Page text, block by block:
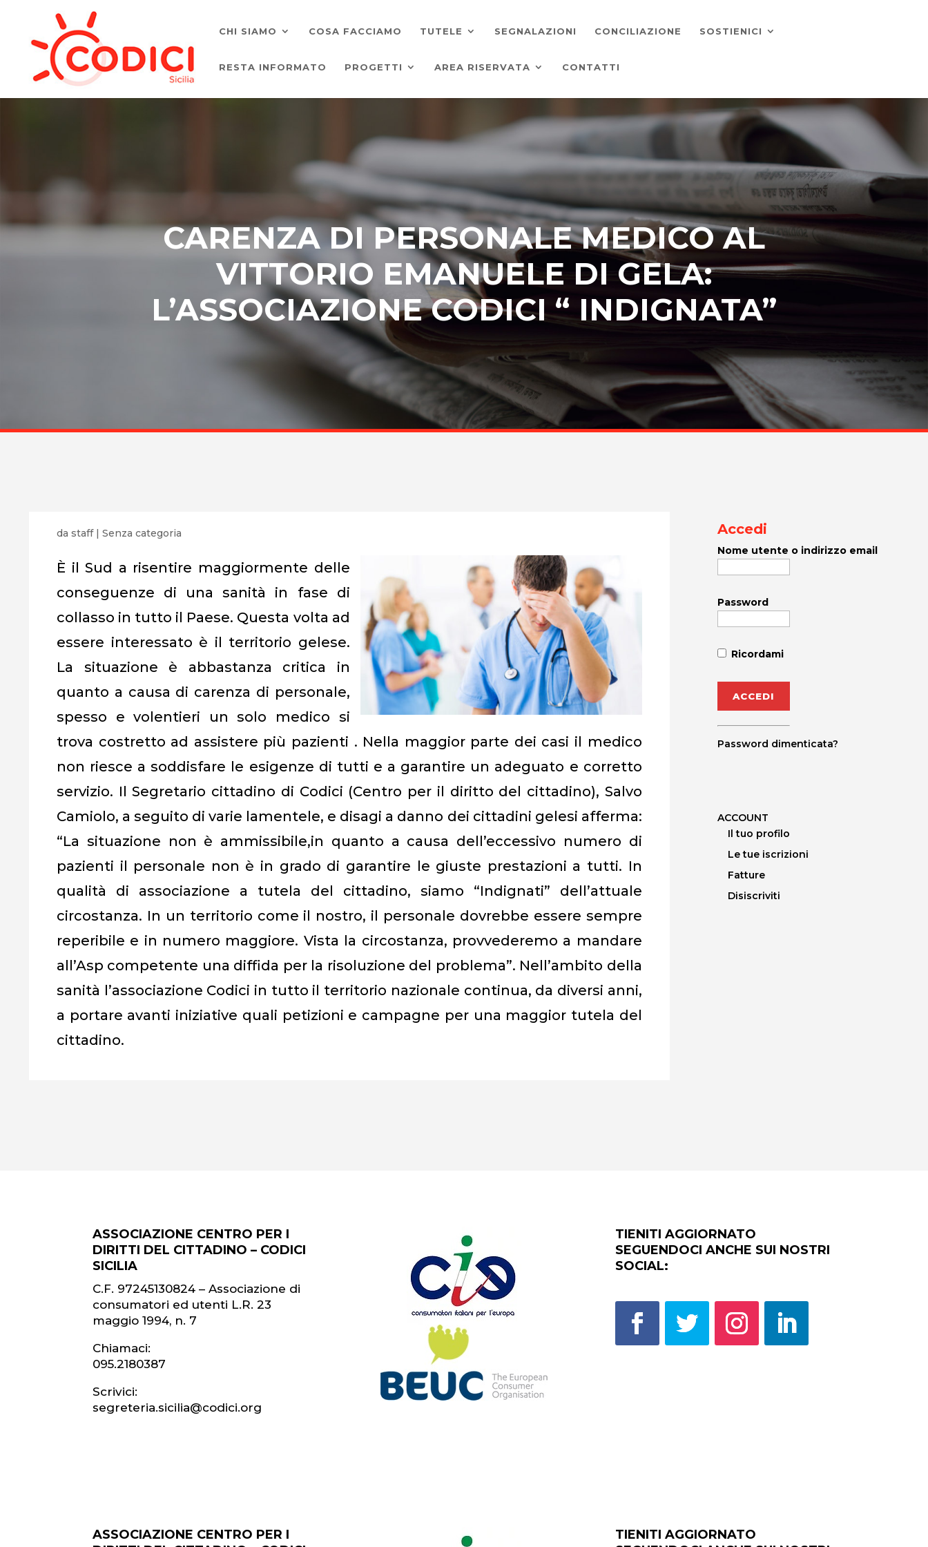
CHI SIAMO COSA FACCIAMO TUTELE SEGNALAZIONI CONCILIAZIONE SOSTIENICI
RESTA INFORMATO PROGETTI AREA RISERVATA CONTATTI
CARENZA DI PERSONALE MEDICO AL
VITTORIO EMANUELE DI GELA:
L’ASSOCIAZIONE CODICI “ INDIGNATA”
da staff| Senza categoria
È il Sud a risentire maggiormente delle
conseguenze di una sanità in fase di
collasso in tutto il Paese. Questa volta ad
essere interessato è il territorio gelese.
La situazione è abbastanza critica in
quanto a causa di carenza di personale,
spesso e volentieri un solo medico si
trova costretto ad assistere più pazienti . Nella maggior parte dei casi il medico
non riesce a soddisfare le esigenze di tutti e a garantire un adeguato e corretto
servizio. Il Segretario cittadino di Codici (Centro per il diritto del cittadino), Salvo
Camiolo, a seguito di varie lamentele, e disagi a danno dei cittadini gelesi afferma:
“La situazione non è ammissibile,in quanto a causa dell’eccessivo numero di
pazienti il personale non è in grado di garantire le giuste prestazioni a tutti. In
qualità di associazione a tutela del cittadino, siamo “Indignati” dell’attuale
circostanza. In un territorio come il nostro, il personale dovrebbe essere sempre
reperibile e in numero maggiore. Vista la circostanza, provvederemo a mandare
all’Asp competente una diffida per la risoluzione del problema”. Nell’ambito della
sanità l’associazione Codici in tutto il territorio nazionale continua, da diversi anni,
a portare avanti iniziative quali petizioni e campagne per una maggior tutela del
cittadino.
Accedi
Nome utente o indirizzo email
Password
Ricordami
Password dimenticata?
ACCOUNT
Il tuo profilo
Le tue iscrizioni
Fatture
Disiscriviti
ASSOCIAZIONE CENTRO PER I
DIRITTI DEL CITTADINO – CODICI
SICILIA
C.F. 97245130824 – Associazione di
consumatori ed utenti L.R. 23
maggio 1994, n. 7
Chiamaci:
095.2180387
Scrivici:
segreteria.sicilia@codici.org
TIENITI AGGIORNATO
SEGUENDOCI ANCHE SUI NOSTRI
SOCIAL:
ASSOCIAZIONE CENTRO PER I
TIENITI AGGIORNATO